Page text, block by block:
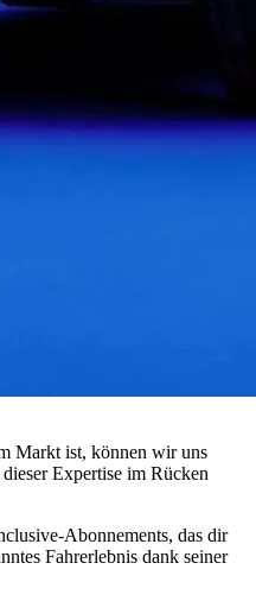
Markt ist, können wir uns
Expertise im Rücken
Abonnements, das dir
Fahrerlebnis dank seiner